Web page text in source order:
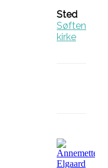
Sted
Søften
kirke